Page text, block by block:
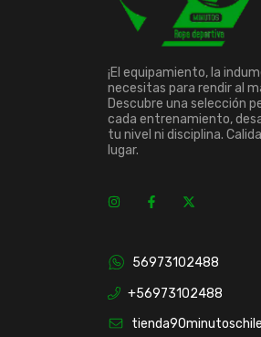
¡El equipamiento, la
necesitas para rendir al
Descubre una selección
cada entrenamiento,
tu nivel ni disciplina.
lugar.
56973102488
+56973102488